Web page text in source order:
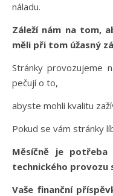
náladu.
Záleží nám na tom,
měli při tom úžasný
Stránky provozujeme
pečují o to,
abyste mohli kvalitu
Pokud se vám stránky
Měsíčně je potřeba
technického provozu
Vaše finanční